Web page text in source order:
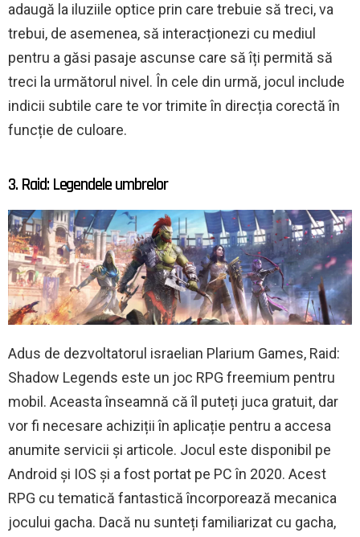
adaugă la iluziile optice prin care trebuie să treci, va
trebui, de asemenea, să interacționezi cu mediul
pentru a găsi pasaje ascunse care să îți permită să
treci la următorul nivel. În cele din urmă, jocul include
indicii subtile care te vor trimite în direcția corectă în
funcție de culoare.
3. Raid: Legendele umbrelor
Adus de dezvoltatorul israelian Plarium Games, Raid:
Shadow Legends este un joc RPG freemium pentru
mobil. Aceasta înseamnă că îl puteți juca gratuit, dar
vor fi necesare achiziții în aplicație pentru a accesa
anumite servicii și articole. Jocul este disponibil pe
Android și IOS și a fost portat pe PC în 2020. Acest
RPG cu tematică fantastică încorporează mecanica
jocului gacha. Dacă nu sunteți familiarizat cu gacha,